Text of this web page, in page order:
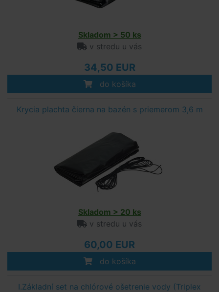
Skladom > 50 ks
v stredu u vás
34,50 EUR
do košíka
Krycia plachta čierna na bazén s priemerom 3,6 m
Skladom > 20 ks
v stredu u vás
60,00 EUR
do košíka
I.Základní set na chlórové ošetrenie vody (Triplex